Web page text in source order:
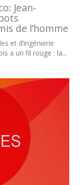
Jean-
de l’homme
et d’ingénierie
a un fil rouge : la...